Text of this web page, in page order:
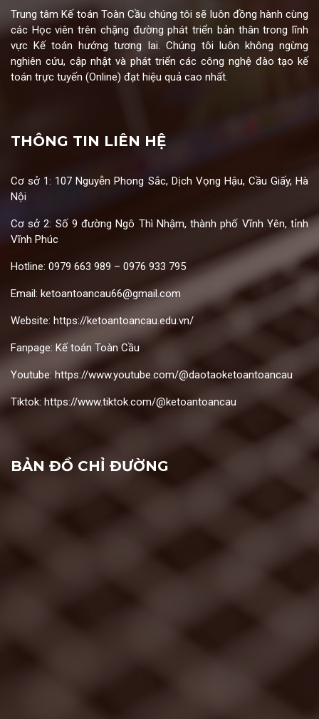
Trung tâm Kế toán Toàn Cầu chúng tôi sẽ luôn đồng hành cùng
các Học viên trên chặng đường phát triển bản thân trong lĩnh
vực Kế toán hướng tương lai. Chúng tôi luôn không ngừng
nghiên cứu, cập nhật và phát triển các công nghệ đào tạo kế
toán trực tuyến (Online) đạt hiệu quả cao nhất.
THÔNG TIN LIÊN HỆ
Cơ sở 1: 107 Nguyễn Phong Sắc, Dịch Vọng Hậu, Cầu Giấy, Hà
Nội
Cơ sở 2: Số 9 đường Ngô Thì Nhậm, thành phố Vĩnh Yên, tỉnh
Vĩnh Phúc
Hotline: 0979 663 989 – 0976 933 795
Email: ketoantoancau66@gmail.com
Website: https://ketoantoancau.edu.vn/
Fanpage: Kế toán Toàn Cầu
Youtube: https://www.youtube.com/@daotaoketoantoancau
Tiktok: https://www.tiktok.com/@ketoantoancau
BẢN ĐỒ CHỈ ĐƯỜNG